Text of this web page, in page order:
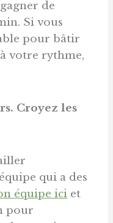
de
Si vous
pour bâtir
votre rythme,
Croyez les
qui a des
équipe ici et
pour